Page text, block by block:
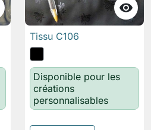

Tissu C106
Disponible pour les
créations
personnalisables